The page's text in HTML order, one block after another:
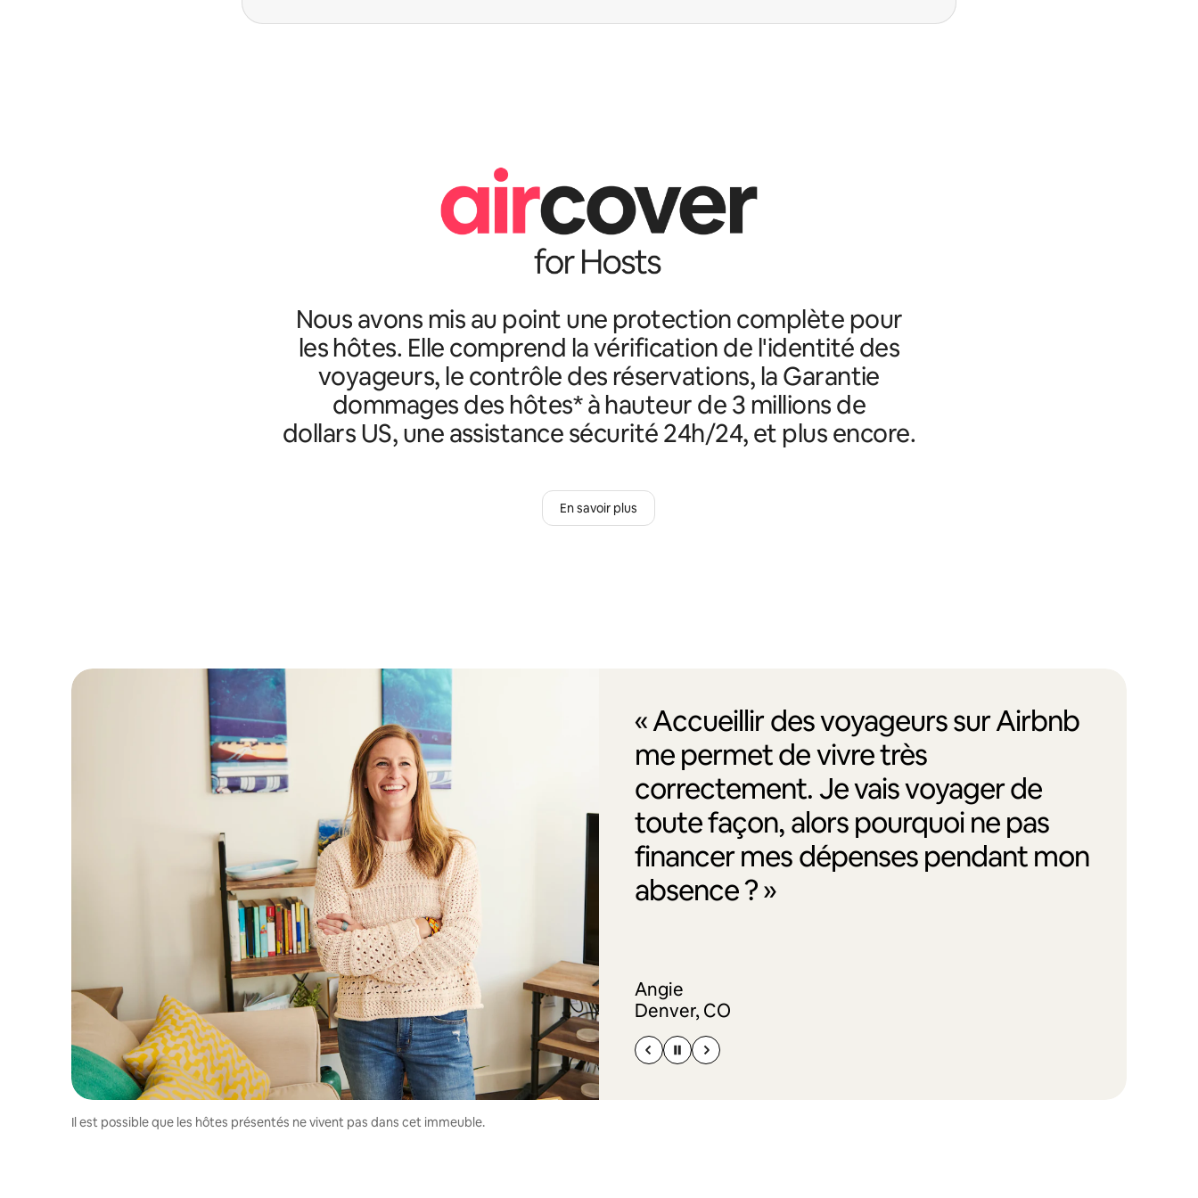
Nous avons mis au point une protection complète pour
les hôtes. Elle comprend la vérification de l'identité des
voyageurs, le contrôle des réservations, la Garantie
dommages des hôtes* à hauteur de 3 millions de
dollars US, une assistance sécurité 24h/24, et plus encore.
En savoir plus
« Accueillir des voyageurs sur Airbnb
me permet de vivre très
correctement. Je vais voyager de
toute façon, alors pourquoi ne pas
financer mes dépenses pendant mon
absence ? »
Angie
Denver, CO
Il est possible que les hôtes présentés ne vivent pas dans cet immeuble.